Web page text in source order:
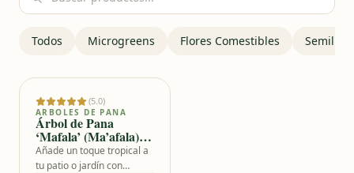
Todos Microgreens Flores Comestibles Semillas
Añadir al carrito
(5.0)
ARBOLES DE PANA
Árbol de Pana
‘Mafala’ (Ma’afala) –
Calidad Premium
Añade un toque tropical a
tu patio o jardín con